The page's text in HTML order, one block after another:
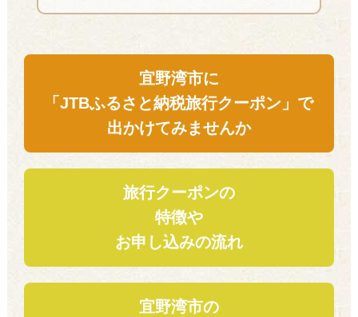
宜野湾市に
「JTBふるさと納税旅行クーポン」で
出かけてみませんか
旅行クーポンの
特徴や
お申し込みの流れ
宜野湾市の